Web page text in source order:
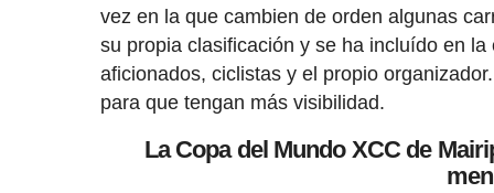
vez en la que cambien de orden algunas
su propia clasificación y se ha incluído en
aficionados, ciclistas y el propio
para que tengan más visibilidad.
La Copa del Mundo XCC de